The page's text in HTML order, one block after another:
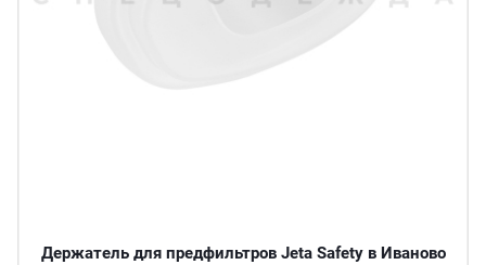
Держатель для предфильтров Jeta Safety в Иваново